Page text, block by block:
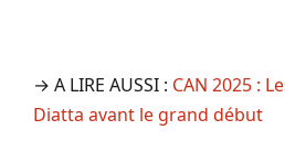
→ A LIRE AUSSI : CAN 2025 :
Diatta avant le grand début